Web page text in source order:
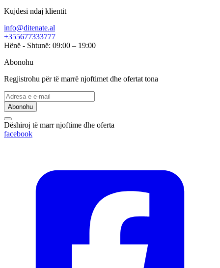
Kujdesi ndaj klientit
info@ditenate.al
+355677333777
Hënë - Shtunë: 09:00 – 19:00
Abonohu
Regjistrohu për të marrë njoftimet dhe ofertat tona
Abonohu
Dëshiroj të marr njoftime dhe oferta
facebook